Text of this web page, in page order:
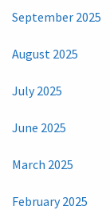
September 2025
August 2025
July 2025
June 2025
March 2025
February 2025